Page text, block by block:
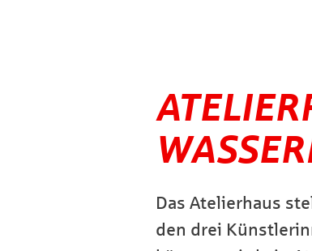
Das Atelierhaus
den drei